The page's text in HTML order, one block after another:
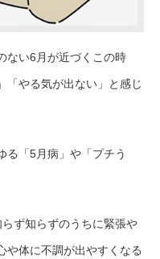
ない6月が近づくこの時
「やる気が出ない」と感じ
る「5月病」や「プチう
ず知らずのうちに緊張や
や体に不調が出やすくなる